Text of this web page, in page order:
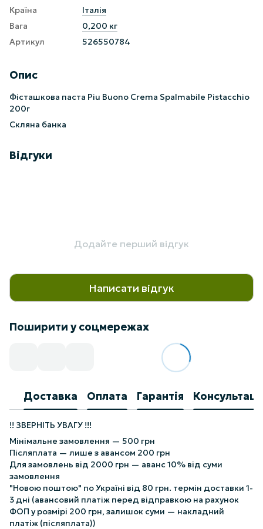
Країна
Італія
Вага
0,200 кг
Артикул
526550784
Опис
Фісташкова паста Piu Buono Crema Spalmabile Pistacchio
200г
Скляна банка
Відгуки
Додайте перший відгук
Написати відгук
Поширити у соцмережах
Доставка Оплата Гарантія
!! ЗВЕРНІТЬ УВАГУ !!!
Мінімальне замовлення — 500 грн
Післяплата — лише з авансом 200 грн
Для замовлень від 2000 грн — аванс 10% від суми
замовлення
"Новою поштою" по Україні від 80 грн. термін доставки 1-
3 дні (авансовий платіж перед відправкою на рахунок
ФОП у розмірі 200 грн, залишок суми — накладний
платіж (післяплата))